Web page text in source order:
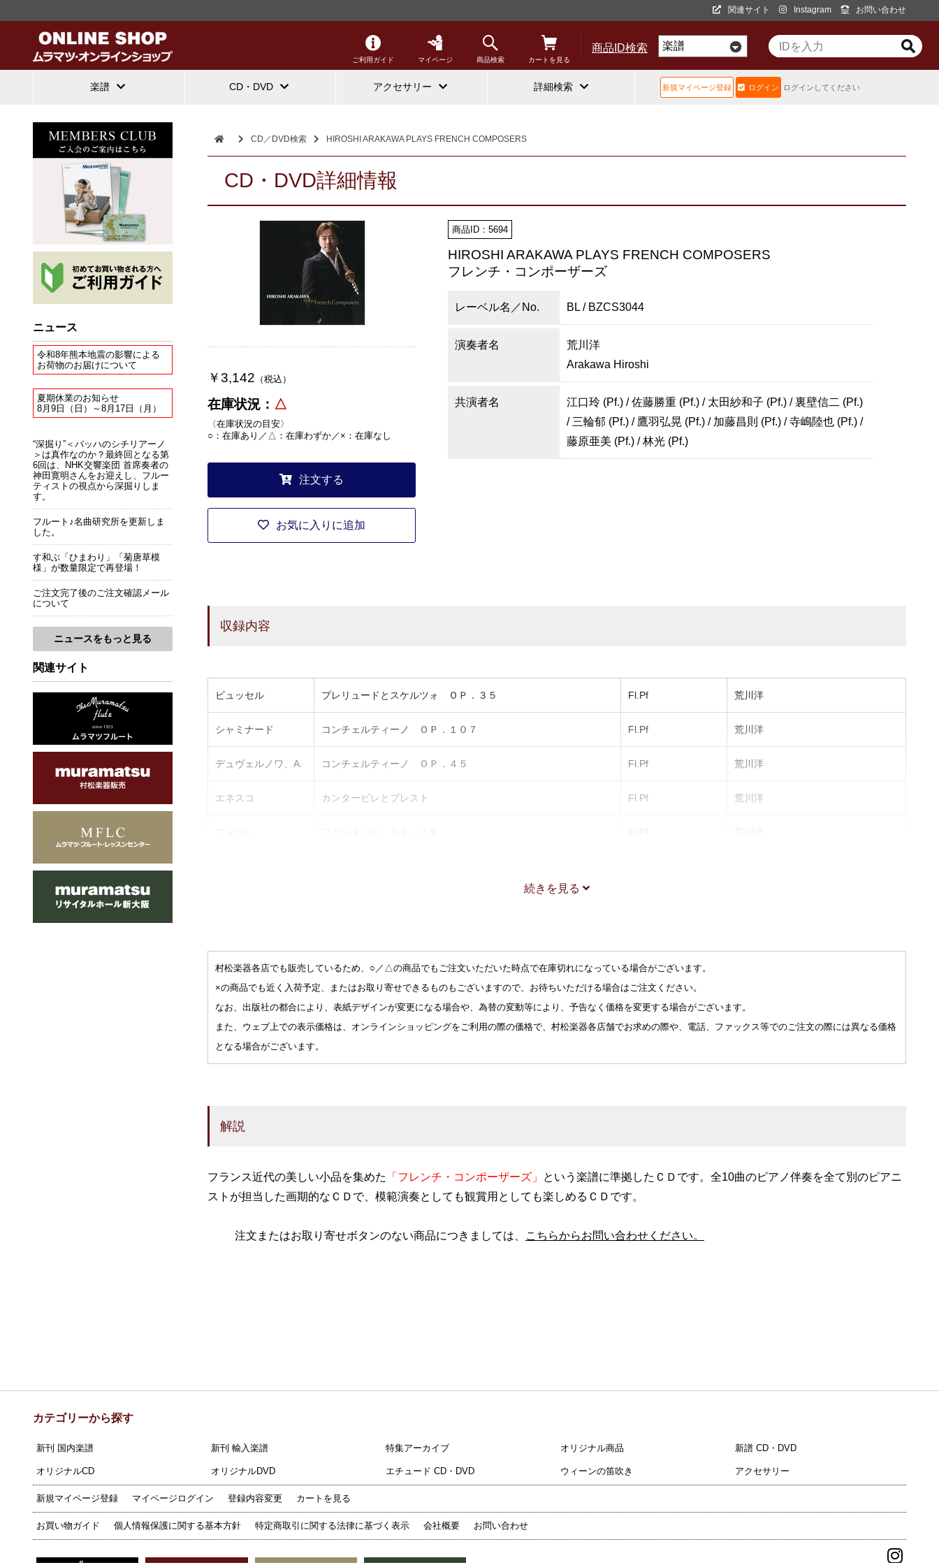
関連サイト Instagram お問い合わせ
商品ID検索
ご利用ガイド マイページ 商品検索 カートを見る
楽譜 CD・DVD アクセサリー 詳細検索 新規マイページ登録 ログイン ログインしてください
CD／DVD検索 HIROSHI ARAKAWA PLAYS FRENCH COMPOSERS
CD・DVD詳細情報
￥3,142 （税込）
在庫状況： △
〈在庫状況の目安〉
○：在庫あり／△：在庫わずか／×：在庫なし
注文する
お気に入りに追加
商品ID：5694
HIROSHI ARAKAWA PLAYS FRENCH COMPOSERS
フレンチ・コンポーザーズ
レーベル名／No. BL / BZCS3044
演奏者名
荒川洋
Arakawa Hiroshi
共演者名
江口玲 (Pf.) / 佐藤勝重 (Pf.) / 太田紗和子 (Pf.) / 裏壁信二 (Pf.)
/ 三輪郁 (Pf.) / 鷹羽弘晃 (Pf.) / 加藤昌則 (Pf.) / 寺嶋陸也 (Pf.) /
藤原亜美 (Pf.) / 林光 (Pf.)
収録内容
ビュッセル プレリュードとスケルツォ ＯＰ．３５ Fl.Pf 荒川洋
シャミナード コンチェルティーノ ＯＰ．１０７ Fl.Pf 荒川洋
デュヴェルノワ、A. コンチェルティーノ ＯＰ．４５ Fl.Pf 荒川洋
エネスコ カンタービレとプレスト Fl.Pf 荒川洋
ペリルー バラード Fl.Pf
タファネル アンダンテ・パストラールとスケルツェッティーノ Fl.Pf 荒川洋
続きを見る
村松楽器各店でも販売しているため、○／△の商品でもご注文いただいた時点で在庫切れになっている場合がございます。
×の商品でも近く入荷予定、またはお取り寄せできるものもございますので、お待ちいただける場合はご注文ください。
なお、出版社の都合により、表紙デザインが変更になる場合や、為替の変動等により、予告なく価格を変更する場合がございます。
また、ウェブ上での表示価格は、オンラインショッピングをご利用の際の価格で、村松楽器各店舗でお求めの際や、電話、ファックス等でのご注文の際には異なる価格
となる場合がございます。
解説
フランス近代の美しい小品を集めた 「フレンチ・コンポーザーズ」
という楽譜に準拠したＣＤです。全10曲のピアノ伴奏を全て別のピアニ
ストが担当した画期的なＣＤで、模範演奏としても観賞用としても楽しめるＣＤです。
ニュース
令和8年熊本地震の影響による
お荷物のお届けについて
夏期休業のお知らせ
8月9日（日）～8月17日（月）
“深掘り”＜バッハのシチリアーノ
＞は真作なのか？最終回となる第
6回は、NHK交響楽団 首席奏者の
神田寛明さんをお迎えし、フルー
ティストの視点から深掘りしま
す。
フルート♪名曲研究所を更新しま
した。
す和ぶ「ひまわり」「菊唐草模
様」が数量限定で再登場！
ご注文完了後のご注文確認メール
について
ニュースをもっと見る
関連サイト
注文またはお取り寄せボタンのない商品につきましては、 こちらからお問い合わせください。
カテゴリーから探す
新刊 国内楽譜 新刊 輸入楽譜 特集アーカイブ オリジナル商品 新譜 CD・DVD
オリジナルCD オリジナルDVD エチュード CD・DVD ウィーンの笛吹き アクセサリー
新規マイページ登録 マイページログイン 登録内容変更 カートを見る
お買い物ガイド 個人情報保護に関する基本方針 特定商取引に関する法律に基づく表示 会社概要 お問い合わせ